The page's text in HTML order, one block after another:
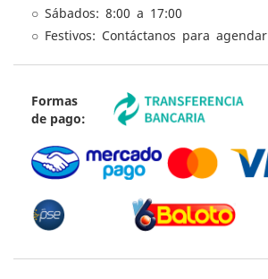
○ Sábados: 8:00 a 17:00
○ Festivos: Contáctanos para agendar
Formas
de pago: